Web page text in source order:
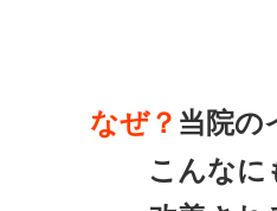
なぜ？ 当院の
こんなに